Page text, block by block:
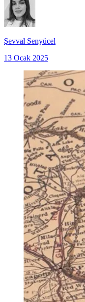
Şevval Senyücel
13 Ocak 2025